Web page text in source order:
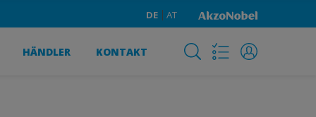
DE AT
HÄNDLER KONTAKT